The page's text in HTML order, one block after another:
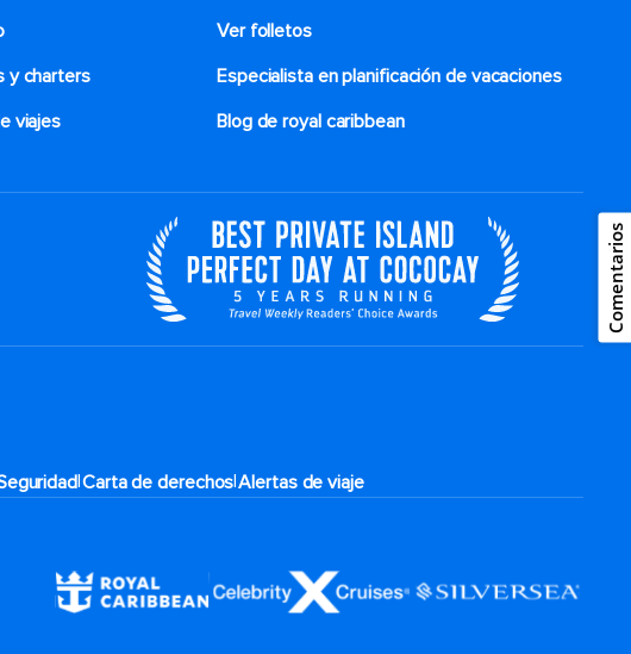
Ver folletos
y charters​
Especialista en planificación de vacaciones
viajes
Blog de royal caribbean
|Carta de derechos|Alertas de viaje
Comentarios